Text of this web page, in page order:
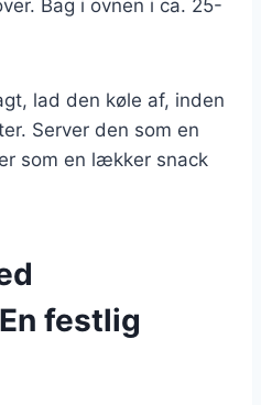
Bag i ovnen i ca. 25-
lad den køle af, inden
Server den som en
som en lækker snack
festlig